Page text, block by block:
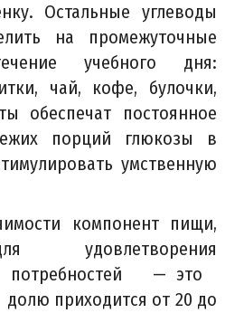
Остальные углеводы
на промежуточные
учебного дня:
чай, кофе, булочки,
обеспечат постоянное
порций глюкозы в
умственную
компонент пищи,
удовлетворения
потребностей — это
приходится от 20 до